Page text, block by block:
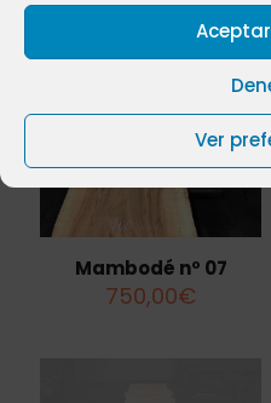
Ver
Mambodé nº 07
750,00€